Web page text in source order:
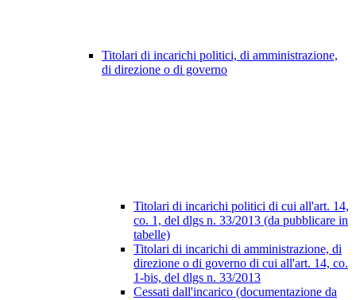
Titolari di incarichi politici, di amministrazione,
di direzione o di governo
Titolari di incarichi politici di cui all'art. 14,
co. 1, del dlgs n. 33/2013 (da pubblicare in
tabelle)
Titolari di incarichi di amministrazione, di
direzione o di governo di cui all'art. 14, co.
1-bis, del dlgs n. 33/2013
Cessati dall'incarico (documentazione da